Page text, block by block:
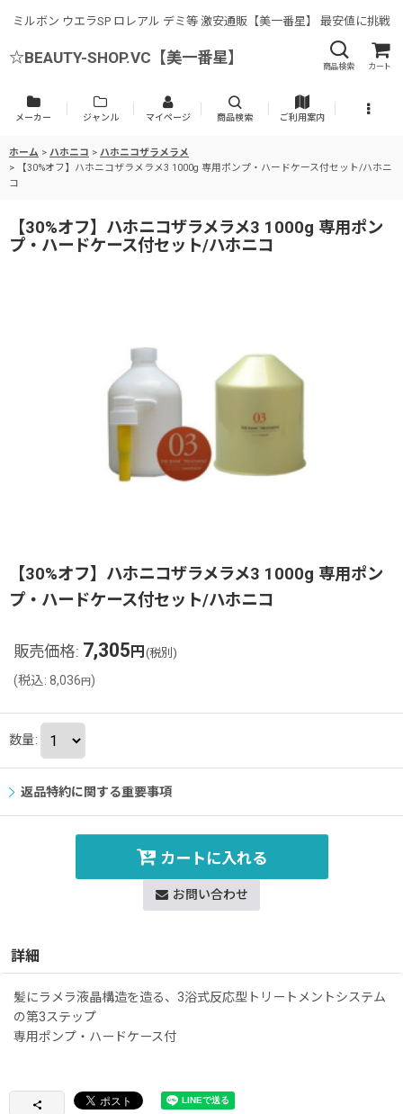
ミルボン ウエラSP ロレアル デミ等 激安通販【美一番星】 最安値に挑戦
☆BEAUTY-SHOP.VC【美一番星】
商品検索 カート
メーカー ジャンル マイページ 商品検索 ご利用案内
ホーム > ハホニコ > ハホニコザラメラメ
>
【30%オフ】ハホニコザラメラメ3 1000g 専用ポンプ・ハードケース付セット/ハホニ
コ
【30%オフ】ハホニコザラメラメ3 1000g 専用ポン
プ・ハードケース付セット/ハホニコ
【30%オフ】ハホニコザラメラメ3 1000g 専用ポン
プ・ハードケース付セット/ハホニコ
販売価格: 7,305 円 (税別)
(税込: 8,036円)
数量:
返品特約に関する重要事項
カートに入れる
お問い合わせ
詳細
髪にラメラ液晶構造を造る、3浴式反応型トリートメントシステム
の第3ステップ
専用ポンプ・ハードケース付